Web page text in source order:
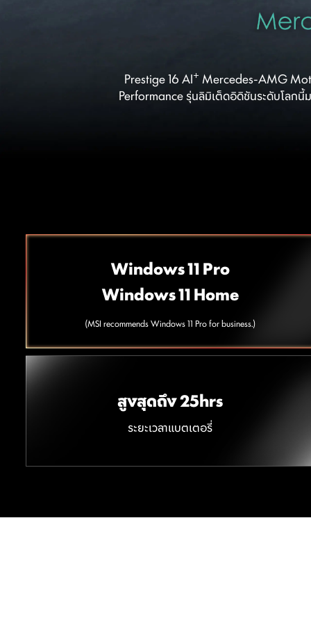
Prestige 16 AI+ Mercedes-AMG
Performance รุ่นลิมิเต็ดอิดิชันระดับโลก
Windows 11 Pro
Windows 11 Home
(MSI recommends Windows 11 Pro for business.)
สูงสุดถึง 25hrs
ระยะเวลาแบตเตอรี่